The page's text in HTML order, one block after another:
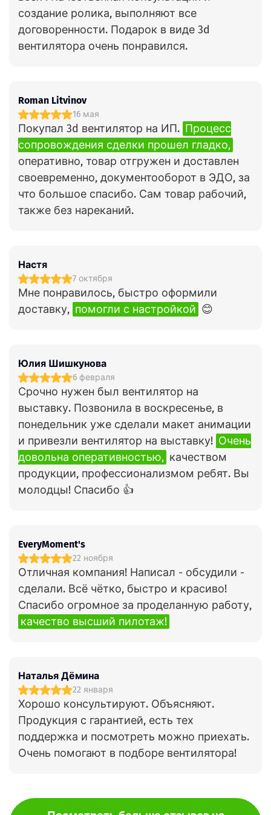
создание ролика, выполняют все
договоренности. Подарок в виде 3d
вентилятора очень понравился.
Roman Litvinov
16 мая
Покупал 3d вентилятор на ИП. Процесс
сопровождения сделки прошел гладко,
оперативно, товар отгружен и доставлен
своевременно, документооборот в ЭДО, за
что большое спасибо. Сам товар рабочий,
также без нареканий.
Настя
7 октября
Мне понравилось, быстро оформили
доставку, помогли с настройкой 😊
Юлия Шишкунова
6 февраля
Срочно нужен был вентилятор на
выставку. Позвонила в воскресенье, в
понедельник уже сделали макет анимации
и привезли вентилятор на выставку! Очень
довольна оперативностью, качеством
продукции, профессионализмом ребят. Вы
молодцы! Спасибо 👍
EveryMoment's
22 ноября
Отличная компания! Написал - обсудили -
сделали. Всё чётко, быстро и красиво!
Спасибо огромное за проделанную работу,
качество высший пилотаж!
Наталья Дёмина
22 января
Хорошо консультируют. Объясняют.
Продукция с гарантией, есть тех
поддержка и посмотреть можно приехать.
Очень помогают в подборе вентилятора!